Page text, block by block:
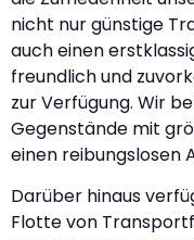
nicht nur günstige
auch einen
freundlich und
zur Verfügung. Wir
Gegenstände mit
einen reibungslosen
Darüber hinaus
Flotte von